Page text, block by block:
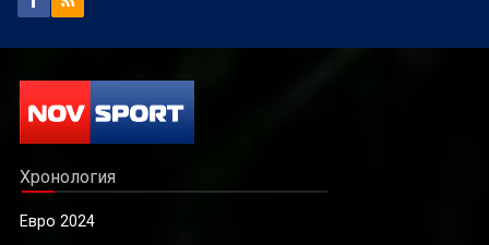
Хронология
Евро 2024